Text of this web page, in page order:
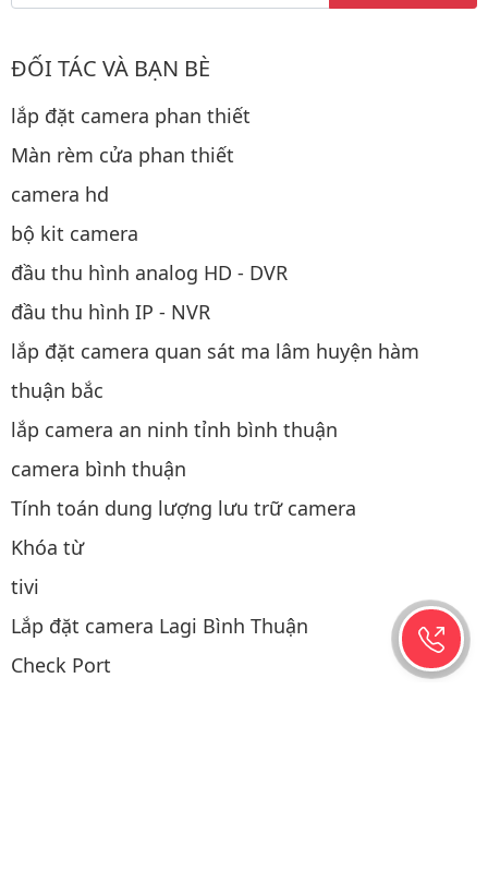
ĐỐI TÁC VÀ BẠN BÈ
lắp đặt camera phan thiết
Màn rèm cửa phan thiết
camera hd
bộ kit camera
đầu thu hình analog HD - DVR
đầu thu hình IP - NVR
lắp đặt camera quan sát ma lâm huyện hàm
thuận bắc
lắp camera an ninh tỉnh bình thuận
camera bình thuận
Tính toán dung lượng lưu trữ camera
Khóa từ
tivi
Lắp đặt camera Lagi Bình Thuận
Check Port